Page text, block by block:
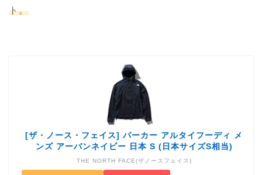
ト。
[ザ・ノース・フェイス] パーカー アルタイフーディ メ
ンズ アーバンネイビー 日本 S (日本サイズS相当)
THE NORTH FACE(ザノースフェイス)